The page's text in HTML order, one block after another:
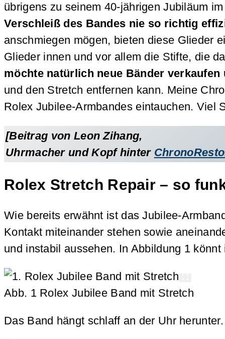
übrigens zu seinem 40-jährigen Jubiläum
Verschleiß des Bandes nie so richtig
anschmiegen mögen, bieten diese Glieder
Glieder innen und vor allem die Stifte, die
möchte natürlich neue Bänder
und den Stretch entfernen kann. Meine
Rolex Jubilee-Armbandes eintauchen. Viel
[Beitrag von Leon Zihang,
Uhrmacher und Kopf hinter
Rolex Stretch Repair – so
Wie bereits erwähnt ist das Jubilee-
Kontakt miteinander stehen sowie
und instabil aussehen. In Abbildung 1
Abb. 1 Rolex Jubilee Band mit Stretch
Das Band hängt schlaff an der Uhr